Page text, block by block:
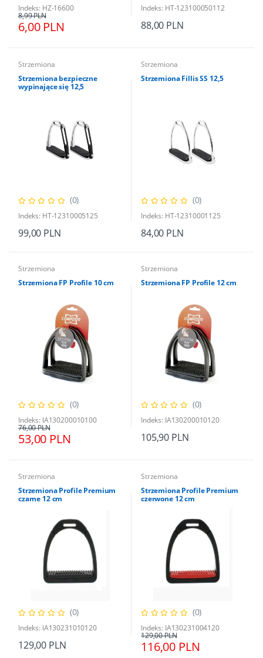
Indeks: HZ-16600
6,00 PLN
8,99 PLN
Indeks: HT-123100050112
88,00 PLN
Strzemiona
Strzemiona bezpieczne
wypinające się 12,5
(0)
Indeks: HT-12310005125
99,00 PLN
Strzemiona
Strzemiona Fillis SS 12,5
(0)
Indeks: HT-12310001125
84,00 PLN
Strzemiona
Strzemiona FP Profile 10 cm
(0)
Indeks: IA130200010100
53,00 PLN
76,00 PLN
Strzemiona
Strzemiona FP Profile 12 cm
(0)
Indeks: IA130200010120
105,90 PLN
Strzemiona
Strzemiona Profile Premium
czarne 12 cm
(0)
Indeks: IA130231010120
129,00 PLN
Strzemiona
Strzemiona Profile Premium
czerwone 12 cm
(0)
Indeks: IA130231004120
116,00 PLN
129,00 PLN